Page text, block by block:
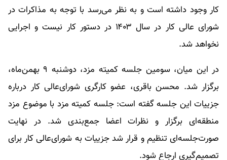
کار وجود داشته است و به نظر می‌رسد با توجه به مذاکرات در
شورای عالی کار در سال ۱۴۰۳ در دستور کار نیست و اجرایی
نخواهد شد.
در این میان، سومین جلسه کمیته مزد، دوشنبه ۹ بهمن‌ماه،
برگزار شد. محسن باقری، عضو کارگری شورای‌عالی کار درباره
جزییات این جلسه گفته است: جلسه کمیته مزد با موضوع مزد
منطقه‌ای برگزار و نظرات اعضا جمع‌بندی شد. در نهایت
صورت‌جلسه‌ای تنظیم و قرار شد جزییات به شورای‌عالی کار برای
تصمیم‌گیری ارجاع شود.